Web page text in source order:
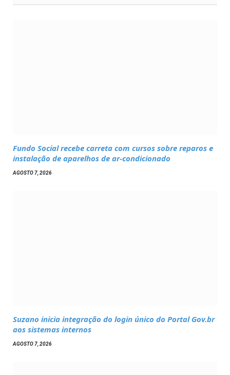
Fundo Social recebe carreta com cursos sobre reparos e
instalação de aparelhos de ar-condicionado
AGOSTO 7, 2026
Suzano inicia integração do login único do Portal Gov.br
aos sistemas internos
AGOSTO 7, 2026